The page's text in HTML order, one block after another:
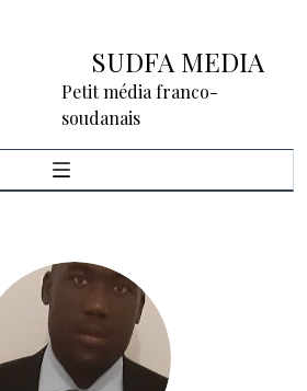
SUDFA MEDIA
Petit média franco-
soudanais